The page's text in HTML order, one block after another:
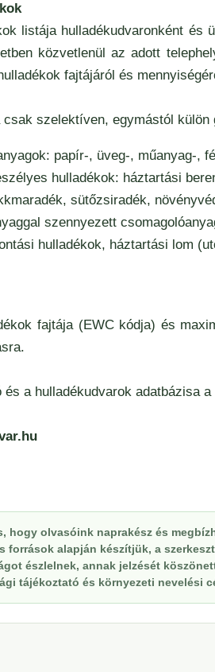
listája hulladékudvaronként és
közvetlenül az adott
fajtájáról és
csak szelektíven, egymástól
papír-, üveg-, műanyag-,
hulladékok: háztartási
sütőzsiradék,
szennyezett
hulladékok, háztartási lom
fajtája (EWC kódja) és
és a hulladékudvarok adatbázisa
hogy olvasóink naprakész és
források alapján készítjük, a
észlelnek, annak jelzését
tájékoztató és környezeti nevelési